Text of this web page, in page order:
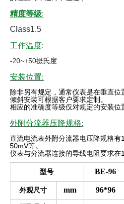
精度等级:
Class1.5
工作温度:
-20~+50摄氏度
安装位置:
除非另有规定，通常仪表是在垂直
倾斜安装可根据客户要求定制。
相应的准确度等级仅对规定的安装位
外附分流器压降规格:
直流电流表外附分流器电压降规格有
50mV等。
仪表与分流器连接的导线电阻要求在
型号 BE-96
外观尺寸 mm 96*96